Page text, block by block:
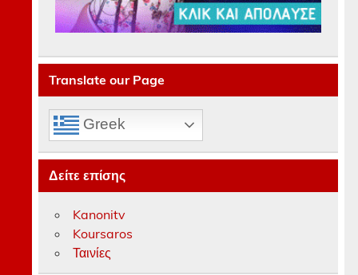
Translate our Page
Greek
Δείτε επίσης
Kanonitv
Koursaros
Ταινίες